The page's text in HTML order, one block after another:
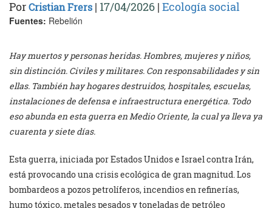
PorCristian Frers | 17/04/2026 | Ecología social
Fuentes: Rebelión
Hay muertos y personas heridas. Hombres, mujeres y niños,
sin distinción. Civiles y militares. Con responsabilidades y sin
ellas. También hay hogares destruidos, hospitales, escuelas,
instalaciones de defensa e infraestructura energética. Todo
eso abunda en esta guerra en Medio Oriente, la cual ya lleva ya
cuarenta y siete días.
Esta guerra, iniciada por Estados Unidos e Israel contra Irán,
está provocando una crisis ecológica de gran magnitud. Los
bombardeos a pozos petrolíferos, incendios en refinerías,
humo tóxico, metales pesados y toneladas de petróleo